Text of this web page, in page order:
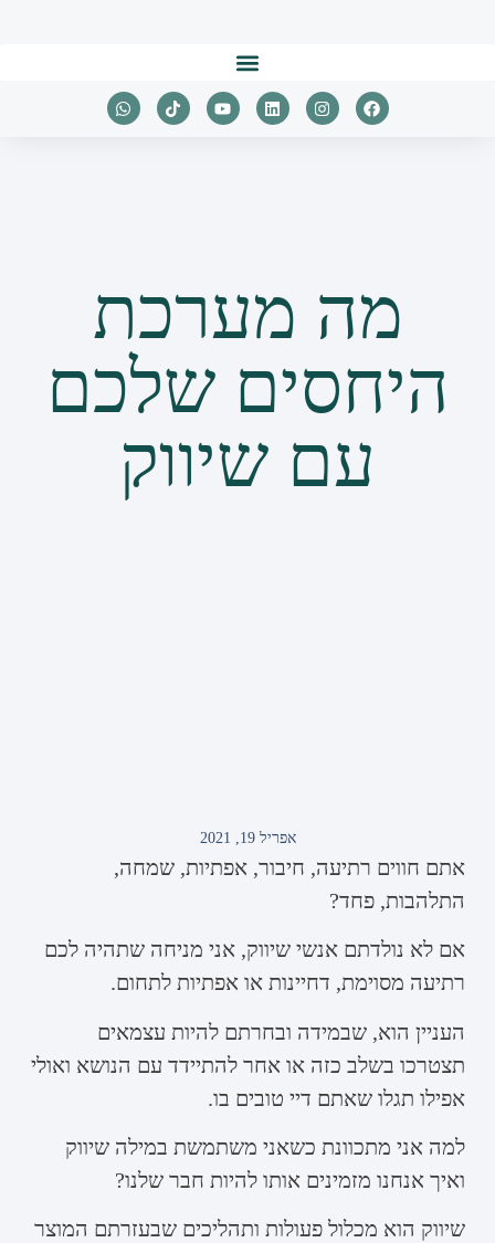
מה מערכת
היחסים שלכם
עם שיווק
אפריל 19, 2021
אתם חווים רתיעה, חיבור, אפתיות, שמחה,
התלהבות, פחד?
אם לא נולדתם אנשי שיווק, אני מניחה שתהיה לכם
רתיעה מסוימת, דחיינות או אפתיות לתחום.
העניין הוא, שבמידה ובחרתם להיות עצמאים
תצטרכו בשלב כזה או אחר להתיידד עם הנושא ואולי
אפילו תגלו שאתם דיי טובים בו.
למה אני מתכוונת כשאני משתמשת במילה שיווק
ואיך אנחנו מזמינים אותו להיות חבר שלנו?
שיווק הוא מכלול פעולות ותהליכים שבעזרתם המוצר